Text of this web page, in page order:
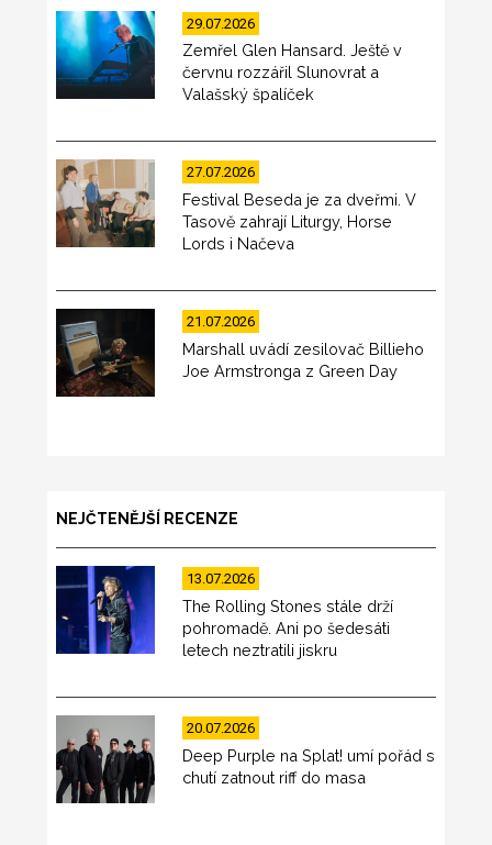
29.07.2026
Zemřel Glen Hansard. Ještě v
červnu rozzářil Slunovrat a
Valašský špalíček
27.07.2026
Festival Beseda je za dveřmi. V
Tasově zahrají Liturgy, Horse
Lords i Načeva
21.07.2026
Marshall uvádí zesilovač Billieho
Joe Armstronga z Green Day
NEJČTENĚJŠÍ RECENZE
13.07.2026
The Rolling Stones stále drží
pohromadě. Ani po šedesáti
letech neztratili jiskru
20.07.2026
Deep Purple na Splat! umí pořád s
chutí zatnout riff do masa